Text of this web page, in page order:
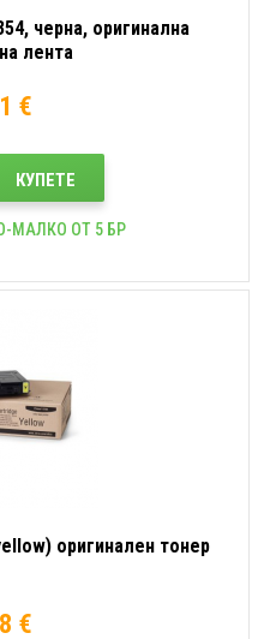
черна, оригинална
лента
€
КУПЕТЕ
МАЛКО ОТ 5 БР
оригинален тонер
€